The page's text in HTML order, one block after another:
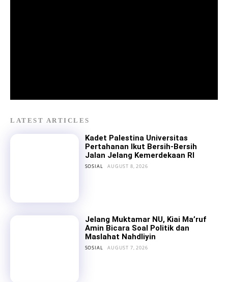
LATEST ARTICLES
Kadet Palestina Universitas
Pertahanan Ikut Bersih-Bersih
Jalan Jelang Kemerdekaan RI
SOSIAL AUGUST 8, 2026
Jelang Muktamar NU, Kiai Ma’ruf
Amin Bicara Soal Politik dan
Maslahat Nahdliyin
SOSIAL AUGUST 7, 2026